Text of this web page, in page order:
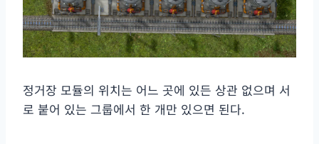
정거장 모듈의 위치는 어느 곳에 있든 상관 없으며 서
로 붙어 있는 그룹에서 한 개만 있으면 된다.